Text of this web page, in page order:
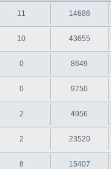
11 14686
10 43655
0 8649
0 9750
2 4956
2 23520
8 15407